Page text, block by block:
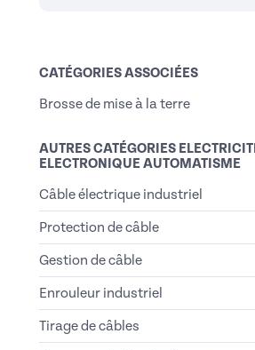
CATÉGORIES ASSOCIÉES
Brosse de mise à la terre
AUTRES CATÉGORIES
ELECTRONIQUE AUTOMATISME
Câble électrique industriel
Protection de câble
Gestion de câble
Enrouleur industriel
Tirage de câbles